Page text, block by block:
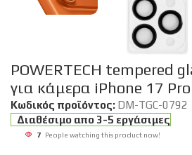
POWERTECH tempered
για κάμερα iPhone 17
Κωδικός προϊόντος: DM-TGC-0792
Διαθέσιμο απο 3-5 εργάσιμες
7 People watching this product now!